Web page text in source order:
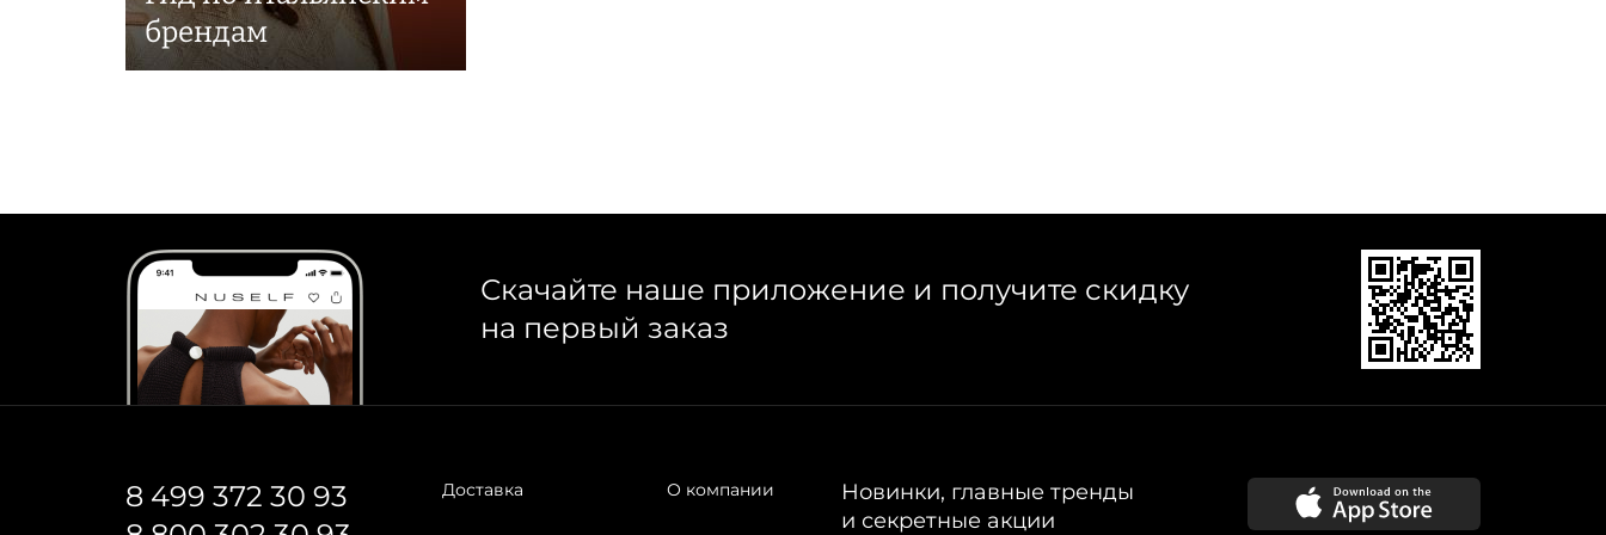
брендам
Скачайте наше приложение и получите скидку
на первый заказ
8 499 372 30 93
Доставка О компании
Новинки, главные тренды
и секретные акции